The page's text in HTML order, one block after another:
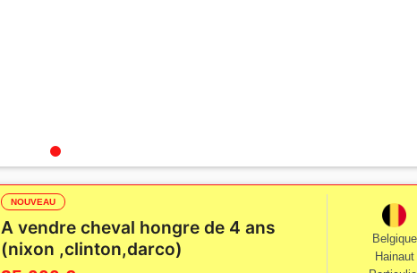
NOUVEAU
A vendre cheval hongre de 4 ans
(nixon ,clinton,darco)
Belgique
Hainaut